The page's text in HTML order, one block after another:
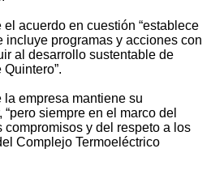
acuerdo en cuestión “establece
incluye programas y acciones con
al desarrollo sustentable de
la empresa mantiene su
siempre en el marco del
compromisos y del respeto a los
Complejo Termoeléctrico